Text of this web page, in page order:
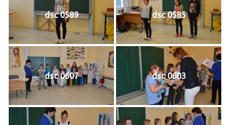
dsc 0589 dsc 0585
dsc 0607 dsc 0603